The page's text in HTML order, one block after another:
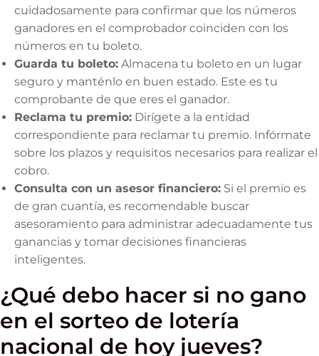
cuidadosamente para confirmar que los números
ganadores en el comprobador coinciden con los
números en tu boleto.
Guarda tu boleto: Almacena tu boleto en un lugar
seguro y manténlo en buen estado. Este es tu
comprobante de que eres el ganador.
Reclama tu premio: Dirígete a la entidad
correspondiente para reclamar tu premio. Infórmate
sobre los plazos y requisitos necesarios para realizar el
cobro.
Consulta con un asesor financiero: Si el premio es
de gran cuantía, es recomendable buscar
asesoramiento para administrar adecuadamente tus
ganancias y tomar decisiones financieras
inteligentes.
¿Qué debo hacer si no gano
en el sorteo de lotería
nacional de hoy jueves?